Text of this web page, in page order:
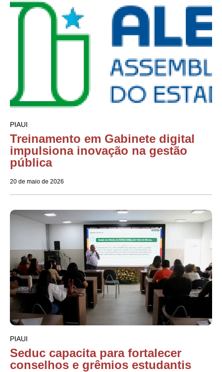
PIAUI
Treinamento em Gabinete digital
impulsiona inovação na gestão
pública
20 de maio de 2026
PIAUI
Seduc capacita para fortalecer
conselhos e grêmios estudantis